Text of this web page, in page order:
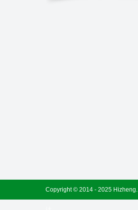
Copyright © 2014 - 2025